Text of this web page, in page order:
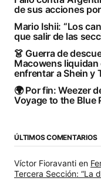
de sus acciones
Mario Ishii: “Los
que salir de las
👗 Guerra de
Macowens
enfrentar a Shein y
🌍 Por fin: Weezer
Voyage to the Blue
ÚLTIMOS COMENTARIOS
Víctor Fioravanti en
Tercera Sección: “La